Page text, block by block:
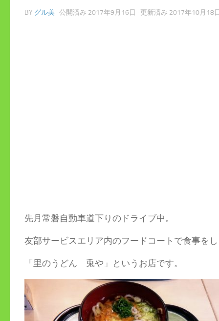
BY グル美 · 公開済み 2017年9月16日 · 更新済み 2017年10月18
先月常磐自動車道下りのドライブ中。
友部サービスエリア内のフードコートで食事を
「里のうどん 兎や」というお店です。